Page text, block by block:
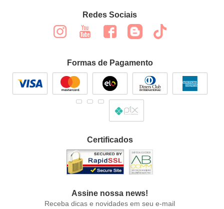
Redes Sociais
Formas de Pagamento
Certificados
Assine nossa news!
Receba dicas e novidades em seu e-mail